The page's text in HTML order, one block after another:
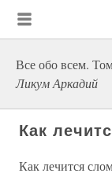
Все обо всем.
Ликум Аркадий
Как
Как лечится